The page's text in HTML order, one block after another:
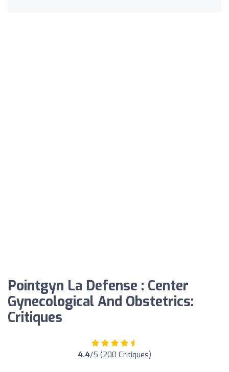
Pointgyn La Defense : Center
Gynecological And Obstetrics:
Critiques
4.4/5 (200 Critiques)